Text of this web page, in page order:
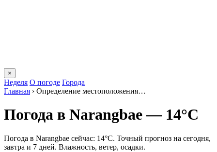
×
Неделя О погоде Города
Главная › Определение местоположения…
Погода в Narangbaе — 14°C
Погода в Narangbaе сейчас: 14°C. Точный прогноз на сегодня,
завтра и 7 дней. Влажность, ветер, осадки.